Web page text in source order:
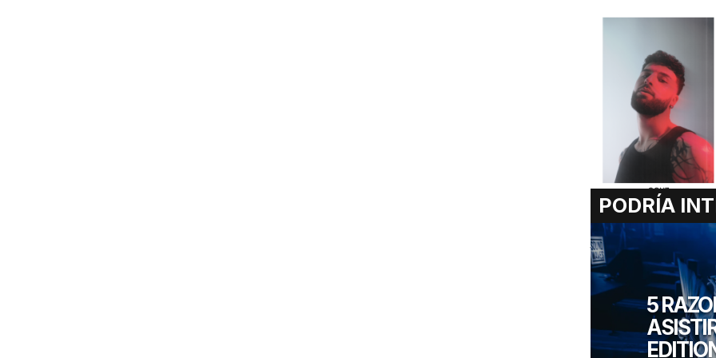
Básicamente, están
todo. Si esto ya te
evento promete volar
nombres por revelar.
PODRÍA
5